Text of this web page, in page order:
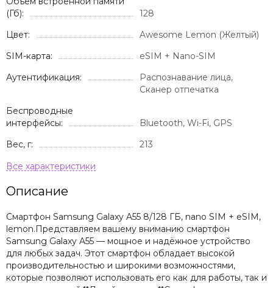
(Гб):
128
Цвет:
Awesome Lemon (Желтый)
SIM-карта:
eSIM + Nano-SIM
Аутентификация:
Распознавание лица,
Сканер отпечатка
Беспроводные
интерфейсы:
Bluetooth, Wi-Fi, GPS
Вес, г:
213
Описание
Смартфон Samsung Galaxy A55 8/128 ГБ, nano SIM + eSIM,
lemon.Представляем вашему вниманию смартфон
Samsung Galaxy A55 — мощное и надёжное устройство
для любых задач. Этот смартфон обладает высокой
производительностью и широкими возможностями,
которые позволяют использовать его как для работы, так и